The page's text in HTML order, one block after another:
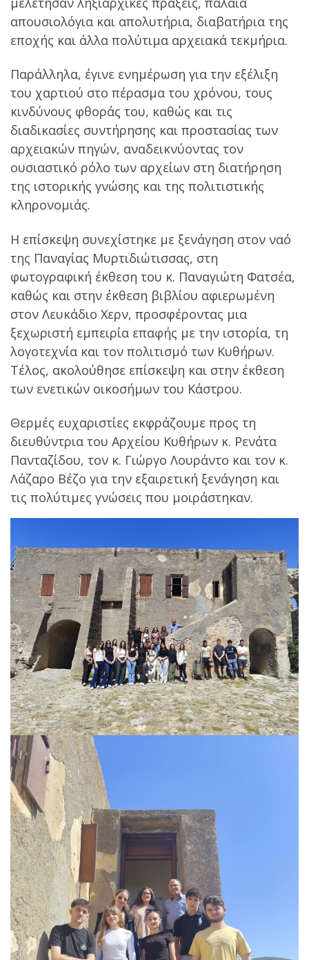
απουσιολόγια και απολυτήρια, διαβατήρια της
εποχής και άλλα πολύτιμα αρχειακά τεκμήρια.
Παράλληλα, έγινε ενημέρωση για την εξέλιξη
του χαρτιού στο πέρασμα του χρόνου, τους
κινδύνους φθοράς του, καθώς και τις
διαδικασίες συντήρησης και προστασίας των
αρχειακών πηγών, αναδεικνύοντας τον
ουσιαστικό ρόλο των αρχείων στη διατήρηση
της ιστορικής γνώσης και της πολιτιστικής
κληρονομιάς.
Η επίσκεψη συνεχίστηκε με ξενάγηση στον ναό
της Παναγίας Μυρτιδιώτισσας, στη
φωτογραφική έκθεση του κ. Παναγιώτη Φατσέα,
καθώς και στην έκθεση βιβλίου αφιερωμένη
στον Λευκάδιο Χερν, προσφέροντας μια
ξεχωριστή εμπειρία επαφής με την ιστορία, τη
λογοτεχνία και τον πολιτισμό των Κυθήρων.
Τέλος, ακολούθησε επίσκεψη και στην έκθεση
των ενετικών οικοσήμων του Κάστρου.
Θερμές ευχαριστίες εκφράζουμε προς τη
διευθύντρια του Αρχείου Κυθήρων κ. Ρενάτα
Πανταζίδου, τον κ. Γιώργο Λουράντο και τον κ.
Λάζαρο Βέζο για την εξαιρετική ξενάγηση και
τις πολύτιμες γνώσεις που μοιράστηκαν.